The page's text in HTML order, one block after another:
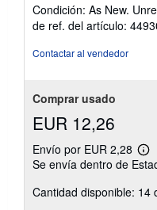
Condición: As New.
de ref. del artículo:
Contactar al vendedor
Comprar usado
EUR 12,26
Envío por EUR 2,28
Más
las
Se envía dentro de
Cantidad disponible: 14